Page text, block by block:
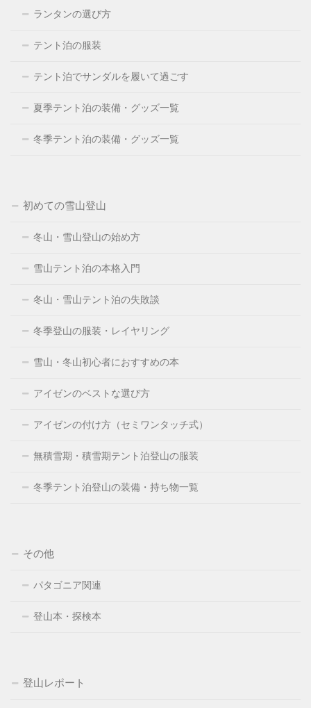
ランタンの選び方
テント泊の服装
テント泊でサンダルを履いて過ごす
夏季テント泊の装備・グッズ一覧
冬季テント泊の装備・グッズ一覧
初めての雪山登山
冬山・雪山登山の始め方
雪山テント泊の本格入門
冬山・雪山テント泊の失敗談
冬季登山の服装・レイヤリング
雪山・冬山初心者におすすめの本
アイゼンのベストな選び方
アイゼンの付け方（セミワンタッチ式）
無積雪期・積雪期テント泊登山の服装
冬季テント泊登山の装備・持ち物一覧
その他
パタゴニア関連
登山本・探検本
登山レポート